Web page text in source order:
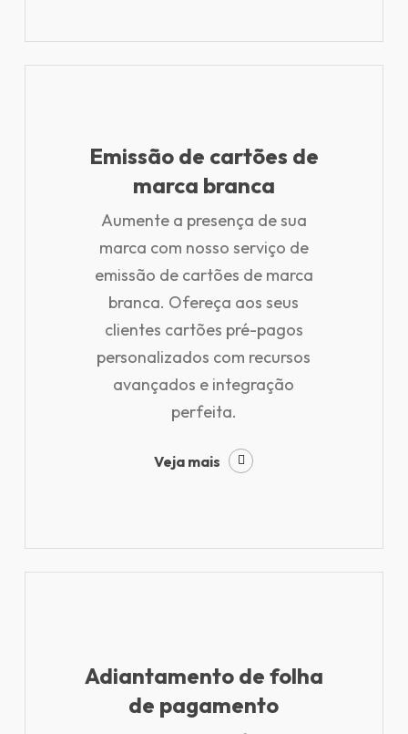
Emissão de cartões de
marca branca
Aumente a presença de sua
marca com nosso serviço de
emissão de cartões de marca
branca. Ofereça aos seus
clientes cartões pré-pagos
personalizados com recursos
avançados e integração
perfeita.
Veja mais
Adiantamento de folha
de pagamento